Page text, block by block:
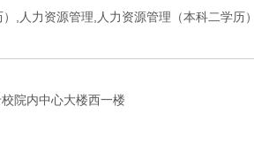
,人力资源管理,人力资源管理（本科二学历）
院内中心大楼西一楼